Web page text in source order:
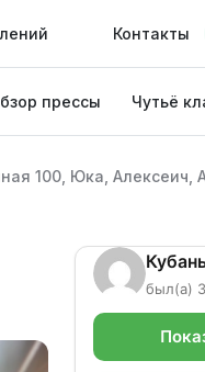
Контакты
прессы Чутьё
100, Юка, Алексеич,
был(а)